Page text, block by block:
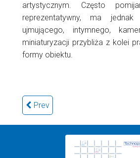
artystycznym. Często
reprezentatywny, ma
ujmującego, intymnego,
miniaturyzacji przybliża z kolei
formy obiektu.
Prev